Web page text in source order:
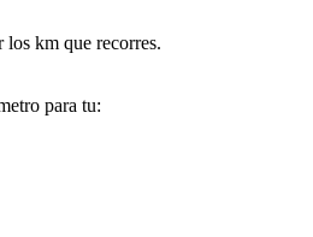
los km que recorres.
para tu: